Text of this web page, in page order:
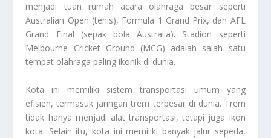
menjadi tuan rumah acara olahraga besar seperti
Australian Open (tenis), Formula 1 Grand Prix, dan AFL
Grand Final (sepak bola Australia). Stadion seperti
Melbourne Cricket Ground (MCG) adalah salah satu
tempat olahraga paling ikonik di dunia.
Kota ini memiliki sistem transportasi umum yang
efisien, termasuk jaringan trem terbesar di dunia. Trem
tidak hanya menjadi alat transportasi, tetapi juga ikon
kota. Selain itu, kota ini memiliki banyak jalur sepeda,